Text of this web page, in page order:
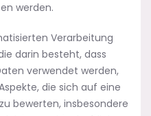
werden.
Verarbeitung
darin besteht, dass
verwendet werden,
die sich auf eine
bewerten, insbesondere